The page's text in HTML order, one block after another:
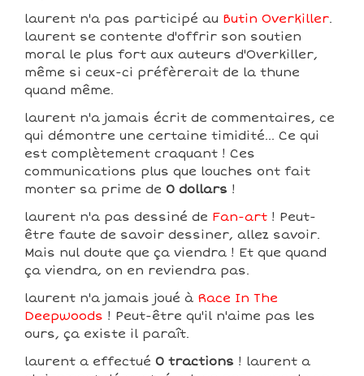
laurent n'a pas participé au Butin Overkiller.
laurent se contente d'offrir son soutien
moral le plus fort aux auteurs d'Overkiller,
même si ceux-ci préfèrerait de la thune
quand même.
laurent n'a jamais écrit de commentaires, ce
qui démontre une certaine timidité... Ce qui
est complètement craquant ! Ces
communications plus que louches ont fait
monter sa prime de 0 dollars !
laurent n'a pas dessiné de Fan-art ! Peut-
être faute de savoir dessiner, allez savoir.
Mais nul doute que ça viendra ! Et que quand
ça viendra, on en reviendra pas.
laurent n'a jamais joué à Race In The
Deepwoods ! Peut-être qu'il n'aime pas les
ours, ça existe il paraît.
laurent a effectué 0 tractions ! laurent a